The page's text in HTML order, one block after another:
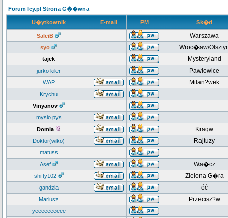
Forum Icy.pl Strona G��wna
U�ytkownik E-mail PM Sk�d
SaleiB Warszawa
syo Wroc�aw/
tajek Mysteryland
jurko kiler Pawłowice
WAP Milan?wek
Krychu
Vinyanov
mysio pys
Domia
Kraqw
Doktor(wiko) Rajtuzy
matuss
Asef
Wa�cz
shifty102 Zielona G�ra
gandzia óć
Mariusz Przecisz?w
yeeeeeeeeee